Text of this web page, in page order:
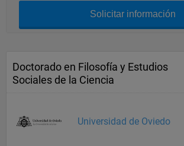
Solicitar información
Doctorado en Filosofía y Estudios
Sociales de la Ciencia
Universidad de Oviedo